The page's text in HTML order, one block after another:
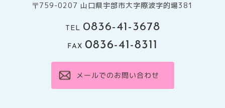
〒759-0207 山口県宇部市大字際波字的場381
TEL 0836-41-3678
FAX 0836-41-8311
メールでのお問い合わせ